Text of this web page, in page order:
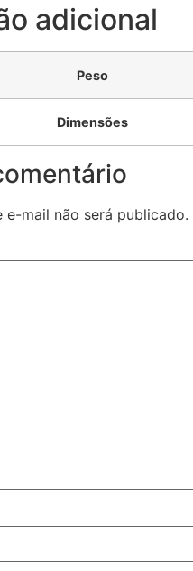
adicional
Peso
Dimensões
e-mail não será publicado.